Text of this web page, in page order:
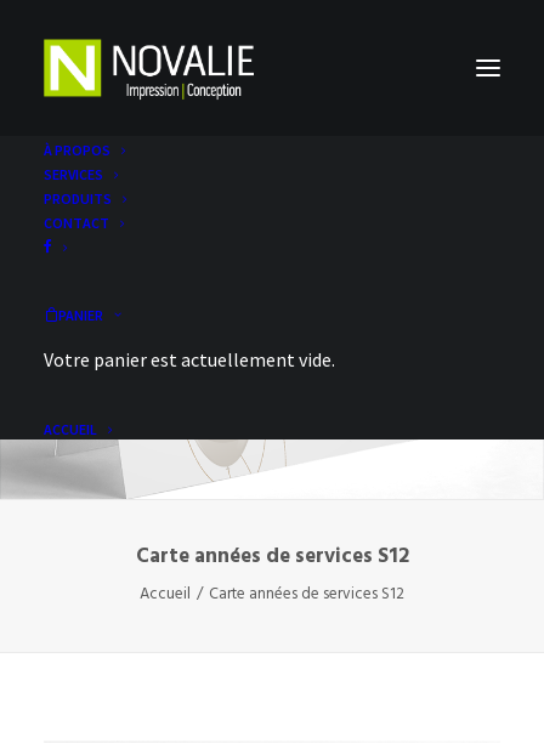
À PROPOS
SERVICES
PRODUITS
CONTACT
PANIER
Votre panier est actuellement vide.
ACCUEIL
Carte années de services S12
Accueil Carte années de services S12